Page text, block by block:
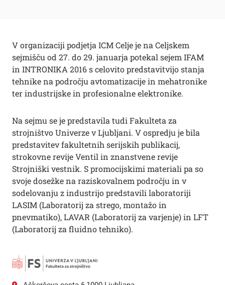
V organizaciji podjetja ICM Celje je na Celjskem
sejmišču od 27. do 29. januarja potekal sejem IFAM
in INTRONIKA 2016 s celovito predstavitvijo stanja
tehnike na področju avtomatizacije in mehatronike
ter industrijske in profesionalne elektronike.
Na sejmu se je predstavila tudi Fakulteta za
strojništvo Univerze v Ljubljani. V ospredju je bila
predstavitev fakultetnih serijskih publikacij,
strokovne revije Ventil in znanstvene revije
Strojniški vestnik. S promocijskimi materiali pa so
svoje dosežke na raziskovalnem področju in v
sodelovanju z industrijo predstavili laboratoriji
LASIM (Laboratorij za strego, montažo in
pnevmatiko), LAVAR (Laboratorij za varjenje) in LFT
(Laboratorij za fluidno tehniko).